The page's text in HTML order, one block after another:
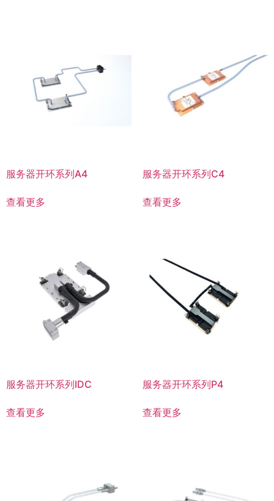
服务器开环系列A4
查看更多
服务器开环系列C4
查看更多
服务器开环系列IDC
查看更多
服务器开环系列P4
查看更多